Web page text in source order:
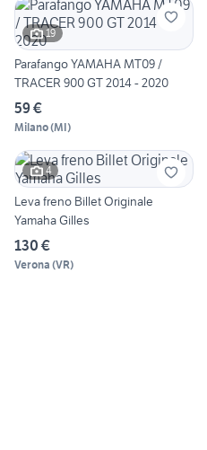
19
Parafango YAMAHA MT09 /
TRACER 900 GT 2014 - 2020
59 €
Milano(MI)
4
Leva freno Billet Originale
Yamaha Gilles
130 €
Verona (VR)